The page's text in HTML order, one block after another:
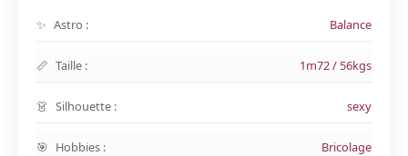
Astro : Balance
Taille : 1m72 / 56kgs
Silhouette : sexy
Hobbies : Bricolage